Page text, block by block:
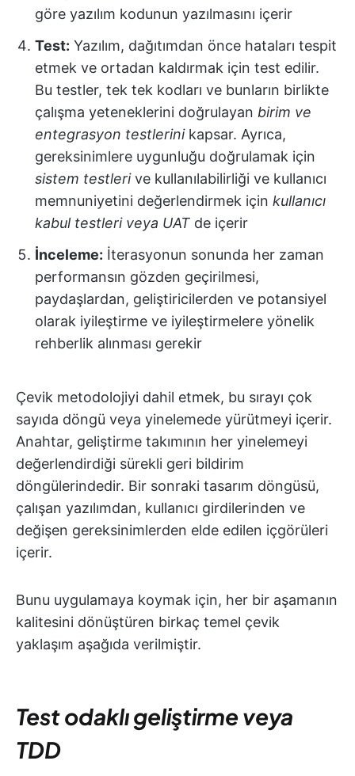
göre yazılım kodunun yazılmasını içerir
Test: Yazılım, dağıtımdan önce hataları tespit
etmek ve ortadan kaldırmak için test edilir.
Bu testler, tek tek kodları ve bunların birlikte
çalışma yeteneklerini doğrulayan birim ve
entegrasyon testlerinikapsar. Ayrıca,
gereksinimlere uygunluğu doğrulamak için
sistem testlerive kullanılabilirliği ve kullanıcı
memnuniyetini değerlendirmek için kullanıcı
kabul testleri veya UAT de içerir
İnceleme: İterasyonun sonunda her zaman
performansın gözden geçirilmesi,
paydaşlardan, geliştiricilerden ve potansiyel
olarak iyileştirme ve iyileştirmelere yönelik
rehberlik alınması gerekir
Çevik metodolojiyi dahil etmek, bu sırayı çok
sayıda döngü veya yinelemede yürütmeyi içerir.
Anahtar, geliştirme takımının her yinelemeyi
değerlendirdiği sürekli geri bildirim
döngülerindedir. Bir sonraki tasarım döngüsü,
çalışan yazılımdan, kullanıcı girdilerinden ve
değişen gereksinimlerden elde edilen içgörüleri
içerir.
Bunu uygulamaya koymak için, her bir aşamanın
kalitesini dönüştüren birkaç temel çevik
yaklaşım aşağıda verilmiştir.
Test odaklı geliştirme veya
TDD